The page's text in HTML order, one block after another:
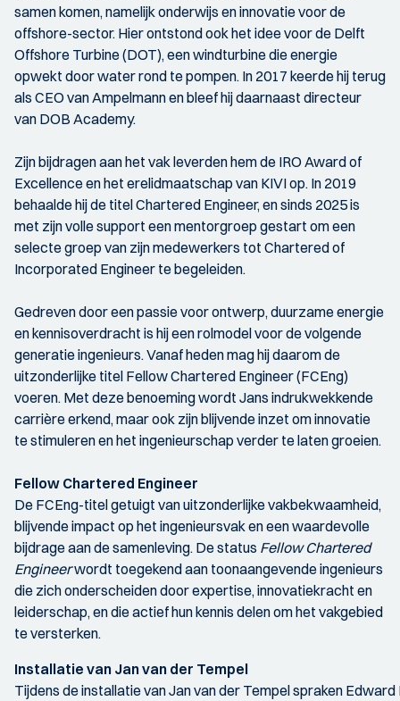
samen komen, namelijk onderwijs en innovatie voor de
offshore-sector. Hier ontstond ook het idee voor de Delft
Offshore Turbine (DOT), een windturbine die energie
opwekt door water rond te pompen. In 2017 keerde hij terug
als CEO van Ampelmann en bleef hij daarnaast directeur
van DOB Academy.
Zijn bijdragen aan het vak leverden hem de IRO Award of
Excellence en het erelidmaatschap van KIVI op. In 2019
behaalde hij de titel Chartered Engineer, en sinds 2025 is
met zijn volle support een mentorgroep gestart om een
selecte groep van zijn medewerkers tot Chartered of
Incorporated Engineer te begeleiden.
Gedreven door een passie voor ontwerp, duurzame energie
en kennisoverdracht is hij een rolmodel voor de volgende
generatie ingenieurs. Vanaf heden mag hij daarom de
uitzonderlijke titel Fellow Chartered Engineer (FCEng)
voeren. Met deze benoeming wordt Jans indrukwekkende
carrière erkend, maar ook zijn blijvende inzet om innovatie
te stimuleren en het ingenieurschap verder te laten groeien.
Fellow Chartered Engineer
De FCEng-titel getuigt van uitzonderlijke vakbekwaamheid,
blijvende impact op het ingenieursvak en een waardevolle
bijdrage aan de samenleving. De status Fellow Chartered
Engineerwordt toegekend aan toonaangevende ingenieurs
die zich onderscheiden door expertise, innovatiekracht en
leiderschap, en die actief hun kennis delen om het vakgebied
te versterken.
Installatie van Jan van der Tempel
Tijdens de installatie van Jan van der Tempel spraken